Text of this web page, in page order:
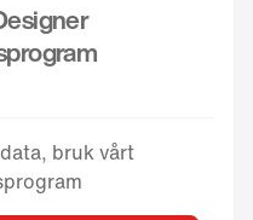
bruk vårt